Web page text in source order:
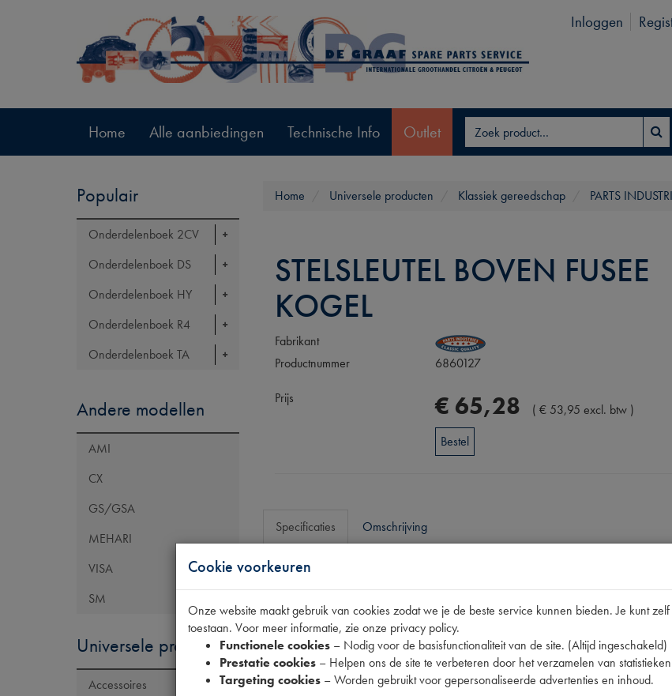
Inloggen
Home Alle aanbiedingen Technische Info Outlet
Populair
Onderdelenboek 2CV
Onderdelenboek DS
Onderdelenboek HY
Onderdelenboek R4
Onderdelenboek TA
Andere modellen
AMI
CX
GS/GSA
MEHARI
VISA
SM
Universele producten
Accessoires
Home Universele producten Klassiek gereedschap PARTS
STELSLEUTEL BOVEN FUSEE
KOGEL
Fabrikant
Productnummer
6860127
Prijs € 65,28 (€ 53,95 excl. btw )
Bestel
Specificaties Omschrijving
Eigenschappen
Model Citroën
11CV
Artikelcode JF
001.852-T
Tecdoc brandnummer
0
Cookie voorkeuren
Onze website maakt gebruik van cookies zodat we je de beste service kunnen bieden. Je kunt
toestaan. Voor meer informatie, zie onze privacy policy.
Functionele cookies – Nodig voor de basisfunctionaliteit van de site. (Altijd ingeschakeld)
Prestatie cookies – Helpen ons de site te verbeteren door het verzamelen van
Targeting cookies – Worden gebruikt voor gepersonaliseerde advertenties en inhoud.